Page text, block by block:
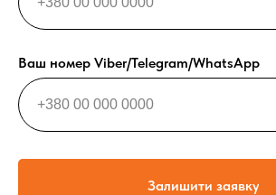
Ваш номер Viber/Telegram/WhatsApp
Залишити заявку